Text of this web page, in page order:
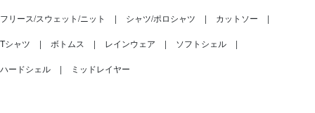
フリース/スウェット/ニット シャツ/ポロシャツ カットソー
Tシャツ ボトムス レインウェア ソフトシェル
ハードシェル ミッドレイヤー